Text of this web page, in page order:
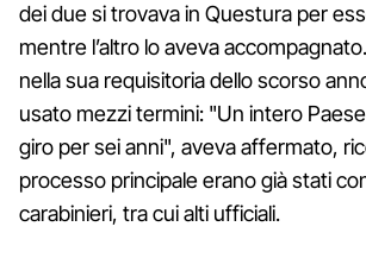
dei due si trovava in Questura per
mentre l’altro lo aveva
nella sua requisitoria dello scorso
usato mezzi termini: "Un intero
giro per sei anni", aveva affermato,
processo principale erano già stati
carabinieri, tra cui alti ufficiali.